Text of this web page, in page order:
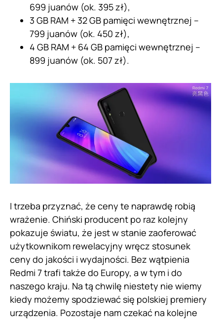
699 juanów (ok. 395 zł),
3 GB RAM + 32 GB pamięci wewnętrznej –
799 juanów (ok. 450 zł),
4 GB RAM + 64 GB pamięci wewnętrznej –
899 juanów (ok. 507 zł).
I trzeba przyznać, że ceny te naprawdę robią
wrażenie. Chiński producent po raz kolejny
pokazuje światu, że jest w stanie zaoferować
użytkownikom rewelacyjny wręcz stosunek
ceny do jakości i wydajności. Bez wątpienia
Redmi 7 trafi także do Europy, a w tym i do
naszego kraju. Na tą chwilę niestety nie wiemy
kiedy możemy spodziewać się polskiej premiery
urządzenia. Pozostaje nam czekać na kolejne